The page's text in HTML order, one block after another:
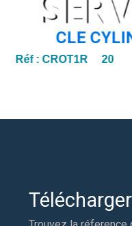
CLE
Réf :CROT1R 20